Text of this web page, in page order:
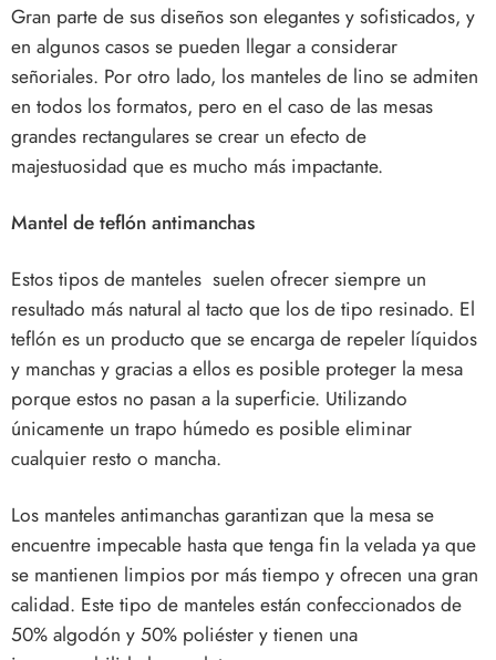
Gran parte de sus diseños son elegantes y sofisticados, y
en algunos casos se pueden llegar a considerar
señoriales. Por otro lado, los manteles de lino se admiten
en todos los formatos, pero en el caso de las mesas
grandes rectangulares se crear un efecto de
majestuosidad que es mucho más impactante.
Mantel de teflón antimanchas
Estos tipos de manteles suelen ofrecer siempre un
resultado más natural al tacto que los de tipo resinado. El
teflón es un producto que se encarga de repeler líquidos
y manchas y gracias a ellos es posible proteger la mesa
porque estos no pasan a la superficie. Utilizando
únicamente un trapo húmedo es posible eliminar
cualquier resto o mancha.
Los manteles antimanchas garantizan que la mesa se
encuentre impecable hasta que tenga fin la velada ya que
se mantienen limpios por más tiempo y ofrecen una gran
calidad. Este tipo de manteles están confeccionados de
50% algodón y 50% poliéster y tienen una